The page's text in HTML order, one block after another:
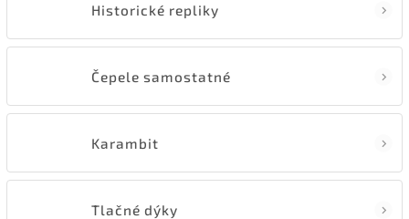
Historické repliky
Čepele samostatné
Karambit
Tlačné dýky